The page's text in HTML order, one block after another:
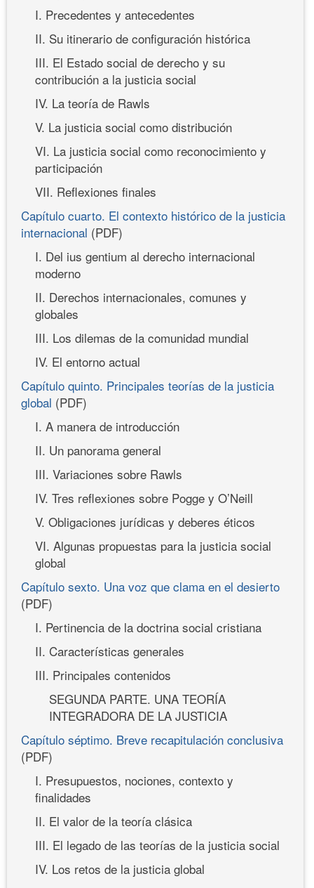
I. Precedentes y antecedentes
II. Su itinerario de configuración histórica
III. El Estado social de derecho y su
contribución a la justicia social
IV. La teoría de Rawls
V. La justicia social como distribución
VI. La justicia social como reconocimiento y
participación
VII. Reflexiones finales
Capítulo cuarto. El contexto histórico de la justicia
internacional (PDF)
I. Del ius gentium al derecho internacional
moderno
II. Derechos internacionales, comunes y
globales
III. Los dilemas de la comunidad mundial
IV. El entorno actual
Capítulo quinto. Principales teorías de la justicia
global (PDF)
I. A manera de introducción
II. Un panorama general
III. Variaciones sobre Rawls
IV. Tres reflexiones sobre Pogge y O’Neill
V. Obligaciones jurídicas y deberes éticos
VI. Algunas propuestas para la justicia social
global
Capítulo sexto. Una voz que clama en el desierto
(PDF)
I. Pertinencia de la doctrina social cristiana
II. Características generales
III. Principales contenidos
SEGUNDA PARTE. UNA TEORÍA
INTEGRADORA DE LA JUSTICIA
Capítulo séptimo. Breve recapitulación conclusiva
(PDF)
I. Presupuestos, nociones, contexto y
finalidades
II. El valor de la teoría clásica
III. El legado de las teorías de la justicia social
IV. Los retos de la justicia global